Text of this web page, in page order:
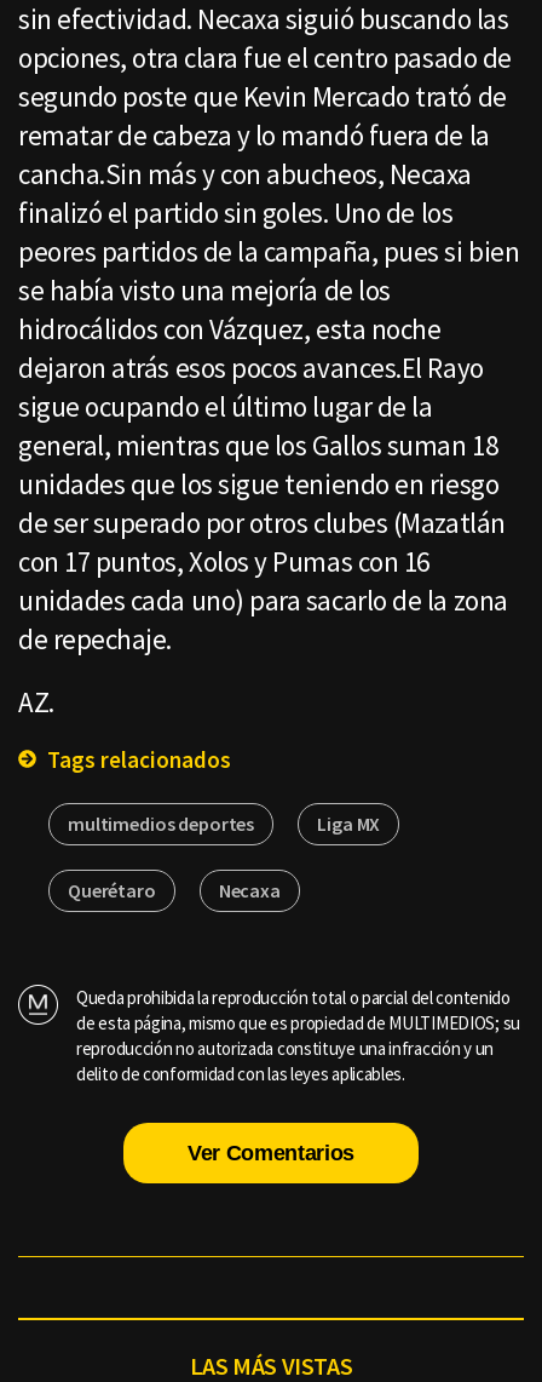
sin efectividad. Necaxa siguió buscando las
opciones, otra clara fue el centro pasado de
segundo poste que Kevin Mercado trató de
rematar de cabeza y lo mandó fuera de la
cancha.Sin más y con abucheos, Necaxa
finalizó el partido sin goles. Uno de los
peores partidos de la campaña, pues si bien
se había visto una mejoría de los
hidrocálidos con Vázquez, esta noche
dejaron atrás esos pocos avances.El Rayo
sigue ocupando el último lugar de la
general, mientras que los Gallos suman 18
unidades que los sigue teniendo en riesgo
de ser superado por otros clubes (Mazatlán
con 17 puntos, Xolos y Pumas con 16
unidades cada uno) para sacarlo de la zona
de repechaje.
AZ.
Tags relacionados
multimedios deportes Liga MX
Querétaro Necaxa
Queda prohibida la reproducción total o parcial del contenido
de esta página, mismo que es propiedad de MULTIMEDIOS; su
reproducción no autorizada constituye una infracción y un
delito de conformidad con las leyes aplicables.
Ver Comentarios
LAS MÁS VISTAS